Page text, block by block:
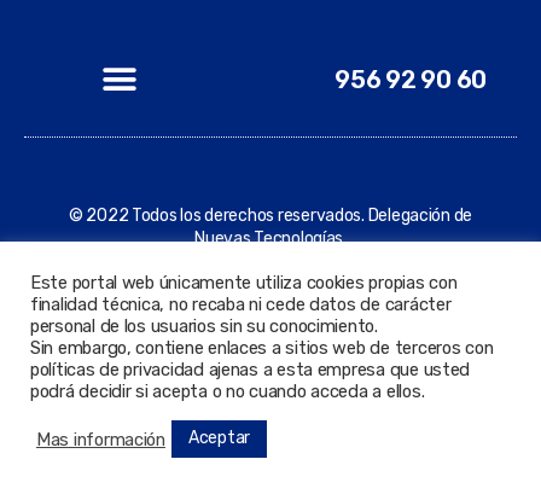
956 92 90 60
© 2022 Todos los derechos reservados. Delegación de
Nuevas Tecnologías.
Este portal web únicamente utiliza cookies propias con
finalidad técnica, no recaba ni cede datos de carácter
personal de los usuarios sin su conocimiento.
Sin embargo, contiene enlaces a sitios web de terceros con
políticas de privacidad ajenas a esta empresa que usted
podrá decidir si acepta o no cuando acceda a ellos.
Mas información Aceptar